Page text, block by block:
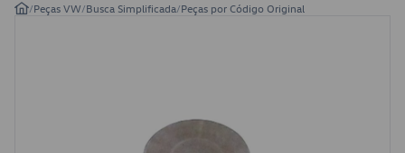
/Peças VW/Busca Simplificada/Peças por Código Original